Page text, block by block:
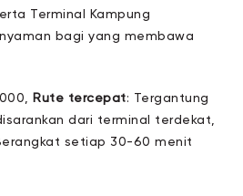
Terminal Kampung
bagi yang membawa
Rute tercepat: Tergantung
dari terminal terdekat,
setiap 30-60 menit